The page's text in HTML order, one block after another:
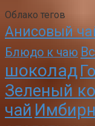
Облако тегов
Анисовый
Блюдо к чаю
шоколад
Зеленый
чай